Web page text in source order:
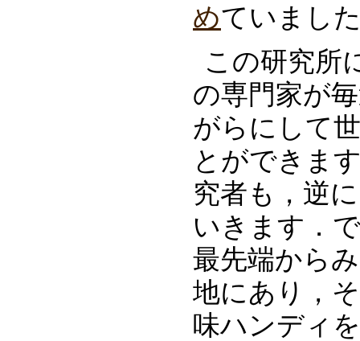
めていまし
この研究所
の専門家が
がらにして
とができま
究者も，逆
いきます．
最先端から
地にあり，
味ハンディ